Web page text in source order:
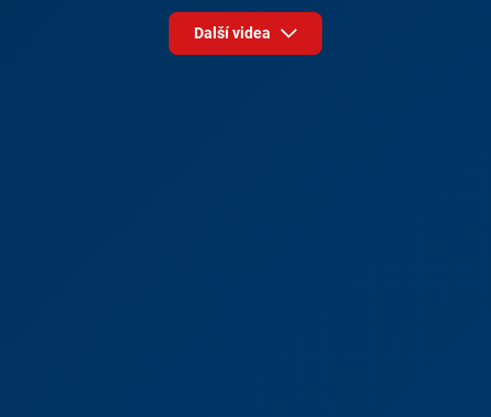
Další videa